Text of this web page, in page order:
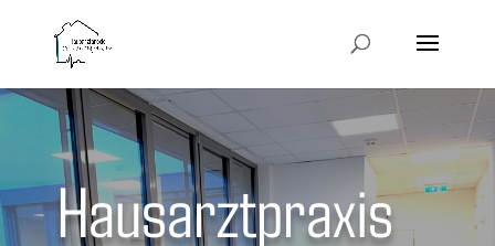
Hausarztpraxis